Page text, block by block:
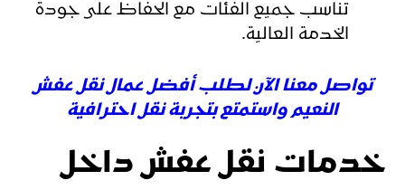
تناسب جميع الفئات مع الحفاظ على جودة
الخدمة العالية.
تواصل معنا الآن لطلب أفضل عمال نقل عفش
النعيم واستمتع بتجربة نقل احترافية
خدمات نقل عفش داخل